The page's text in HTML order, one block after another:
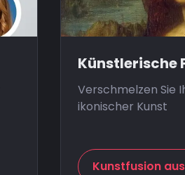
Künstlerische
Verschmelzen Sie
ikonischer Kunst
Kunstfusion